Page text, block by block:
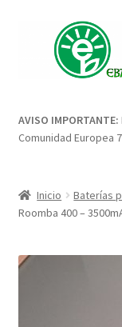
contenido
Blog: artículos y
Contacto
Enova Bateria
AVISO IMPORTANTE:
Comunidad Europea
Inicio Baterías
Roomba 400 –